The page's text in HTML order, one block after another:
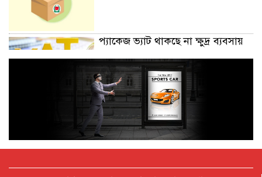
প্যাকেজ ভ্যাট থাকছে না ক্ষুদ্র ব্যবসায়
অক্টোবরে স্থানীয় সরকার নির্বাচন
আয়োজনের লক্ষ্যে প্রস্তুতি চলছে : ইসি
বিদেশ সফরে দেশের মানুষের স্বার্থ নিয়ে